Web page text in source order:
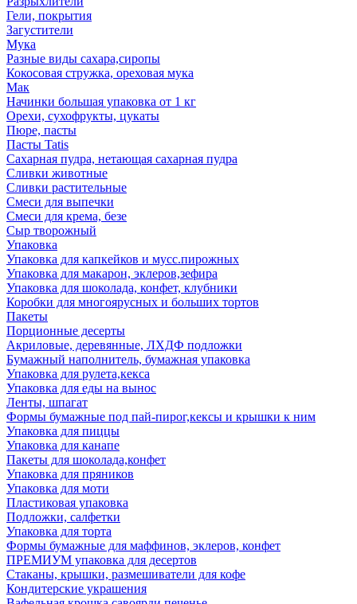
Гели, покрытия
Загустители
Мука
Разные виды сахара,сиропы
Кокосовая стружка, ореховая мука
Мак
Начинки большая упаковка от 1 кг
Орехи, сухофрукты, цукаты
Пюре, пасты
Пасты Tatis
Сахарная пудра, нетающая сахарная пудра
Сливки животные
Сливки растительные
Смеси для выпечки
Смеси для крема, безе
Сыр творожный
Упаковка
Упаковка для капкейков и мусс.пирожных
Упаковка для макарон, эклеров,зефира
Упаковка для шоколада, конфет, клубники
Коробки для многоярусных и больших тортов
Пакеты
Порционные десерты
Акриловые, деревянные, ЛХДФ подложки
Бумажный наполнитель, бумажная упаковка
Упаковка для рулета,кекса
Упаковка для еды на вынос
Ленты, шпагат
Формы бумажные под пай-пирог,кексы и крышки к ним
Упаковка для пиццы
Упаковка для канапе
Пакеты для шоколада,конфет
Упаковка для пряников
Упаковка для моти
Пластиковая упаковка
Подложки, салфетки
Упаковка для торта
Формы бумажные для маффинов, эклеров, конфет
ПРЕМИУМ упаковка для десертов
Стаканы, крышки, размешиватели для кофе
Кондитерские украшения